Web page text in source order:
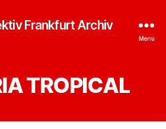
Frankfurt Archiv
Menu
TROPICAL